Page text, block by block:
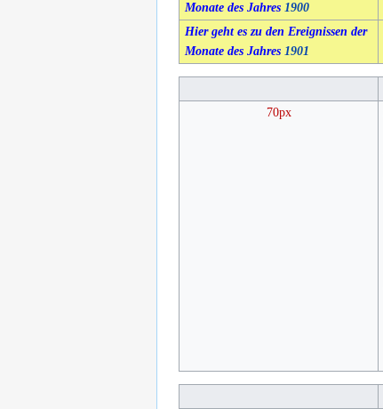
Monate des Jahres 1900
Hier geht es zu den Ereignissen der
Monate des Jahres 1901
70px